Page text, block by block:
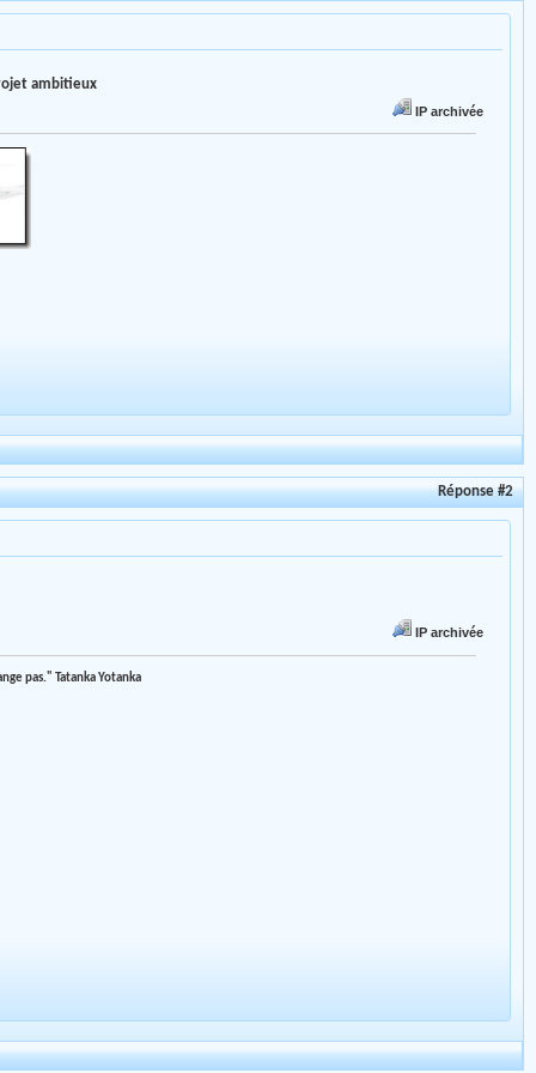
ambitieux
IP archivée
Réponse #2
IP archivée
pas." Tatanka Yotanka